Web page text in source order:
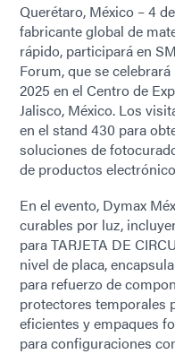
Querétaro, México – 4
fabricante global de
rápido, participará en
Forum, que se
2025 en el Centro de
Jalisco, México. Los
en el stand 430 para
soluciones de
de productos
En el evento, Dymax
curables por luz,
para TARJETA DE
nivel de placa,
para refuerzo de
protectores temporales
eficientes y empaques
para configuraciones